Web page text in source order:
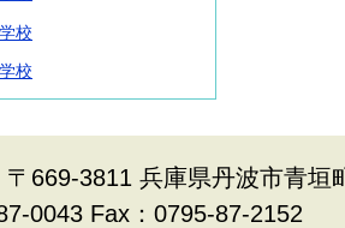
校
校
669-3811 兵庫県丹波市青垣
0043 Fax：0795-87-2152